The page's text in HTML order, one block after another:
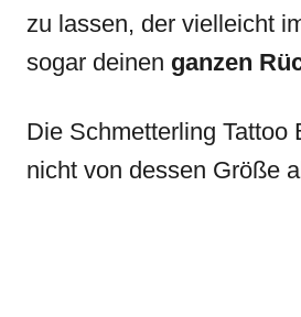
zu lassen, der vielleicht
sogar deinen ganzen
Die Schmetterling Tattoo
nicht von dessen Größe